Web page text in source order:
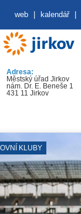
web kalendář
Adresa:
Městský úřad Jirkov
nám. Dr. E. Beneše 1
431 11 Jirkov